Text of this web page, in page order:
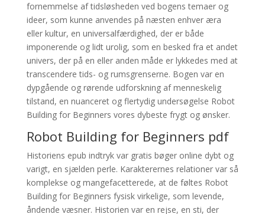
fornemmelse af tidsløsheden ved bogens temaer og
ideer, som kunne anvendes på næsten enhver æra
eller kultur, en universalfærdighed, der er både
imponerende og lidt urolig, som en besked fra et andet
univers, der på en eller anden måde er lykkedes med at
transcendere tids- og rumsgrenserne. Bogen var en
dypgående og rørende udforskning af menneskelig
tilstand, en nuanceret og flertydig undersøgelse Robot
Building for Beginners vores dybeste frygt og ønsker.
Robot Building for Beginners pdf
Historiens epub indtryk var gratis bøger online dybt og
varigt, en sjælden perle. Karakterernes relationer var så
komplekse og mangefacetterede, at de føltes Robot
Building for Beginners fysisk virkelige, som levende,
åndende væsner. Historien var en rejse, en sti, der